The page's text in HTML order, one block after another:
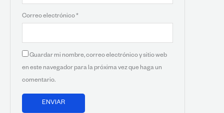
Correo electrónico *
Guardar mi nombre, correo electrónico y sitio web
en este navegador para la próxima vez que haga un
comentario.